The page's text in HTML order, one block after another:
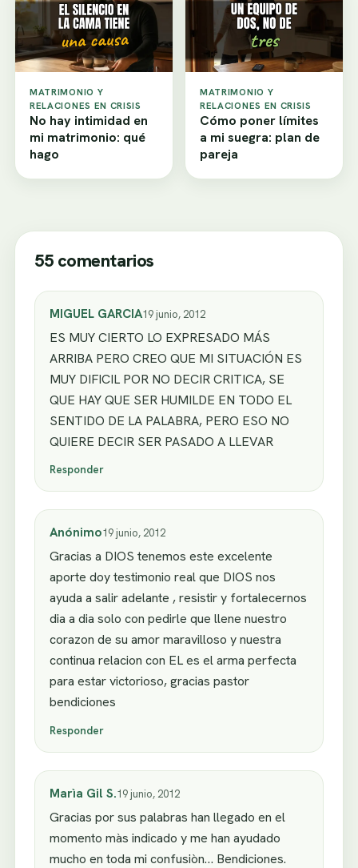
MATRIMONIO Y
RELACIONES EN CRISIS
No hay intimidad en
mi matrimonio: qué
hago
MATRIMONIO Y
RELACIONES EN CRISIS
Cómo poner límites
a mi suegra: plan de
pareja
55 comentarios
MIGUEL GARCIA19 junio, 2012
ES MUY CIERTO LO EXPRESADO MÁS
ARRIBA PERO CREO QUE MI SITUACIÓN ES
MUY DIFICIL POR NO DECIR CRITICA, SE
QUE HAY QUE SER HUMILDE EN TODO EL
SENTIDO DE LA PALABRA, PERO ESO NO
QUIERE DECIR SER PASADO A LLEVAR
Responder
Anónimo19 junio, 2012
Gracias a DIOS tenemos este excelente
aporte doy testimonio real que DIOS nos
ayuda a salir adelante , resistir y fortalecernos
dia a dia solo con pedirle que llene nuestro
corazon de su amor maravilloso y nuestra
continua relacion con EL es el arma perfecta
para estar victorioso, gracias pastor
bendiciones
Responder
Marìa Gil S.19 junio, 2012
Gracias por sus palabras han llegado en el
momento màs indicado y me han ayudado
mucho en toda mi confusiòn… Bendiciones.